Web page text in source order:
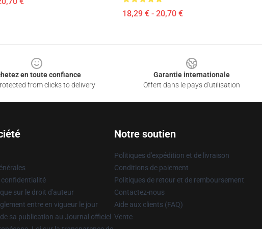
18,29 € - 20,70 €
en toute confiance
from clicks to delivery
Garantie internationale
Offert dans le pays d'utilisation
confidentialité
sur le droit d'auteur
entre en vigueur le jour
sa publication au Journal officiel
Notre soutien
Politiques d'expédition et de livraison
Conditions de paiement
Politiques de retour et de remboursement
Contactez-nous
Aide aux clients (FAQ)
Vente